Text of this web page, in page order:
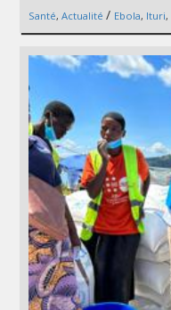
Santé, Actualité / Ebola, Ituri,